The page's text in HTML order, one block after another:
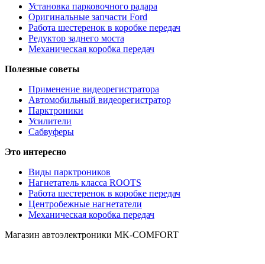
Установка парковочного радара
Оригинальные запчасти Ford
Работа шестеренок в коробке передач
Редуктор заднего моста
Механическая коробка передач
Полезные советы
Применение видеорегистратора
Автомобильный видеорегистратор
Парктроники
Усилители
Cабвуферы
Это интересно
Виды парктроников
Нагнетатель класса ROOTS
Работа шестеренок в коробке передач
Центробежные нагнетатели
Механическая коробка передач
Магазин автоэлектроники MK-COMFORT